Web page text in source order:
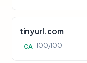
tinyurl.com
CA 100/100